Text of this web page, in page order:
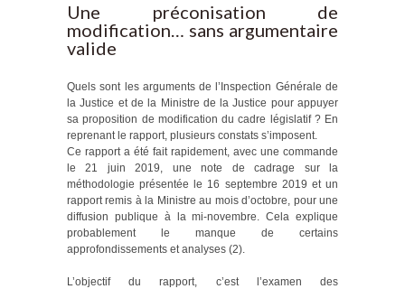
Une préconisation de
modification… sans argumentaire
valide
Quels sont les arguments de l’Inspection Générale de
la Justice et de la Ministre de la Justice pour appuyer
sa proposition de modification du cadre législatif ? En
reprenant le rapport, plusieurs constats s’imposent.
Ce rapport a été fait rapidement, avec une commande
le 21 juin 2019, une note de cadrage sur la
méthodologie présentée le 16 septembre 2019 et un
rapport remis à la Ministre au mois d’octobre, pour une
diffusion publique à la mi-novembre. Cela explique
probablement le manque de certains
approfondissements et analyses (2).
L’objectif du rapport, c’est l’examen des